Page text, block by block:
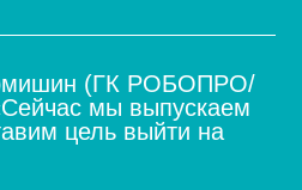
(ГК РОБОПРО/
мы выпускаем
цель выйти на